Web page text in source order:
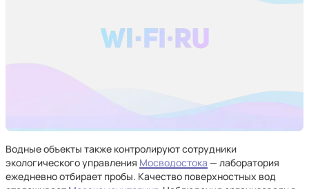
Водные объекты также контролируют сотрудники
экологического управления Мосводостока — лаборатория
ежедневно отбирает пробы. Качество поверхностных вод